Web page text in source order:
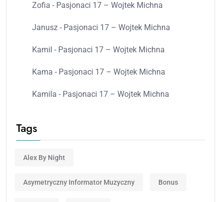
Zofia - Pasjonaci 17 – Wojtek Michna
Janusz - Pasjonaci 17 – Wojtek Michna
Kamil - Pasjonaci 17 – Wojtek Michna
Kama - Pasjonaci 17 – Wojtek Michna
Kamila - Pasjonaci 17 – Wojtek Michna
Tags
Alex By Night
Asymetryczny Informator Muzyczny Bonus